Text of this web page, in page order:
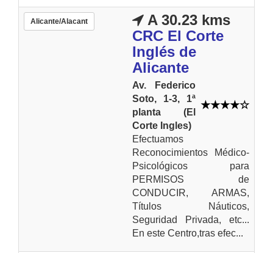
Alicante/Alacant
A 30.23 kms
CRC El Corte
Inglés de
Alicante
Av. Federico
Soto, 1-3, 1ª
planta (El
Corte Ingles)
Efectuamos
Reconocimientos Médico-
Psicológicos para
PERMISOS de
CONDUCIR, ARMAS,
Títulos Náuticos,
Seguridad Privada, etc...
En este Centro,tras efec...